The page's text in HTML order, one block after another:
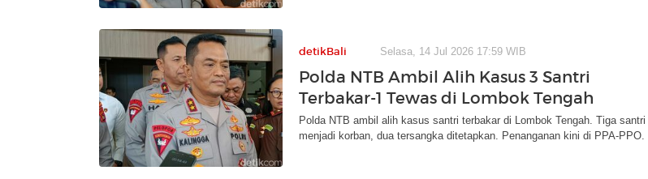
detikBali Selasa, 14 Jul 2026 17:59 WIB
Polda NTB Ambil Alih Kasus 3 Santri
Terbakar-1 Tewas di Lombok Tengah
Polda NTB ambil alih kasus santri terbakar di Lombok Tengah. Tiga santri
menjadi korban, dua tersangka ditetapkan. Penanganan kini di PPA-PPO.